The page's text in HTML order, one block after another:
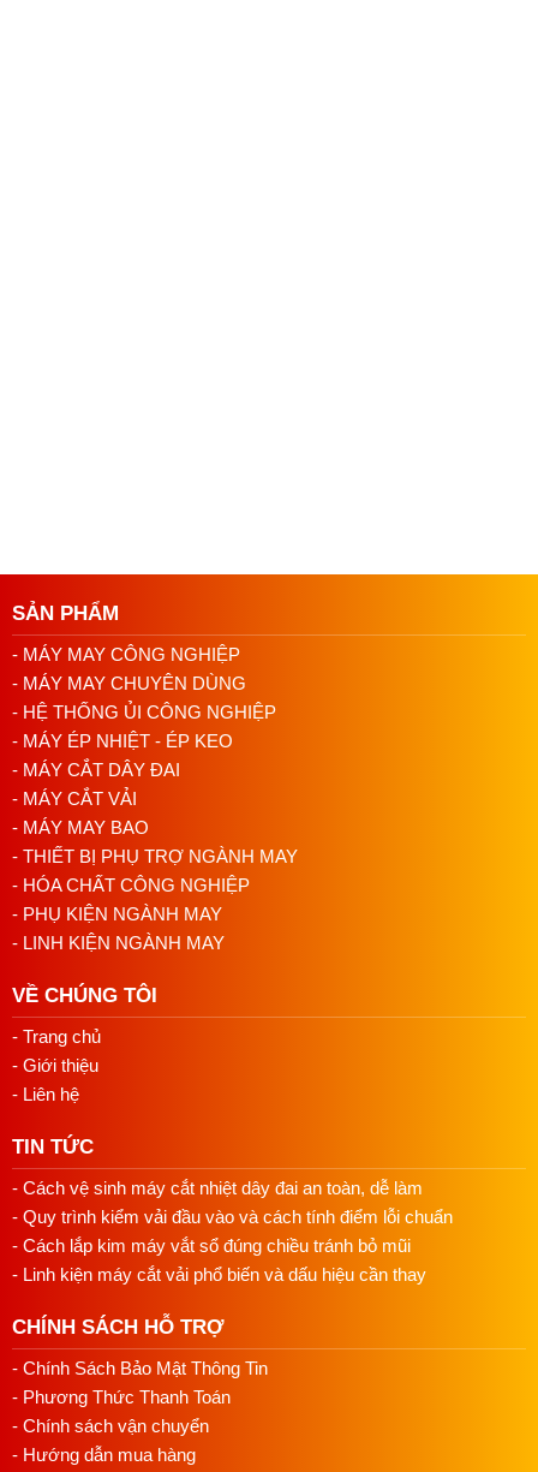
SẢN PHẨM
- MÁY MAY CÔNG NGHIỆP
- MÁY MAY CHUYÊN DÙNG
- HỆ THỐNG ỦI CÔNG NGHIỆP
- MÁY ÉP NHIỆT - ÉP KEO
- MÁY CẮT DÂY ĐAI
- MÁY CẮT VẢI
- MÁY MAY BAO
- THIẾT BỊ PHỤ TRỢ NGÀNH MAY
- HÓA CHẤT CÔNG NGHIỆP
- PHỤ KIỆN NGÀNH MAY
- LINH KIỆN NGÀNH MAY
VỀ CHÚNG TÔI
- Trang chủ
- Giới thiệu
- Liên hệ
TIN TỨC
- Cách vệ sinh máy cắt nhiệt dây đai an toàn, dễ làm
- Quy trình kiểm vải đầu vào và cách tính điểm lỗi chuẩn
- Cách lắp kim máy vắt sổ đúng chiều tránh bỏ mũi
- Linh kiện máy cắt vải phổ biến và dấu hiệu cần thay
CHÍNH SÁCH HỖ TRỢ
- Chính Sách Bảo Mật Thông Tin
- Phương Thức Thanh Toán
- Chính sách vận chuyển
- Hướng dẫn mua hàng